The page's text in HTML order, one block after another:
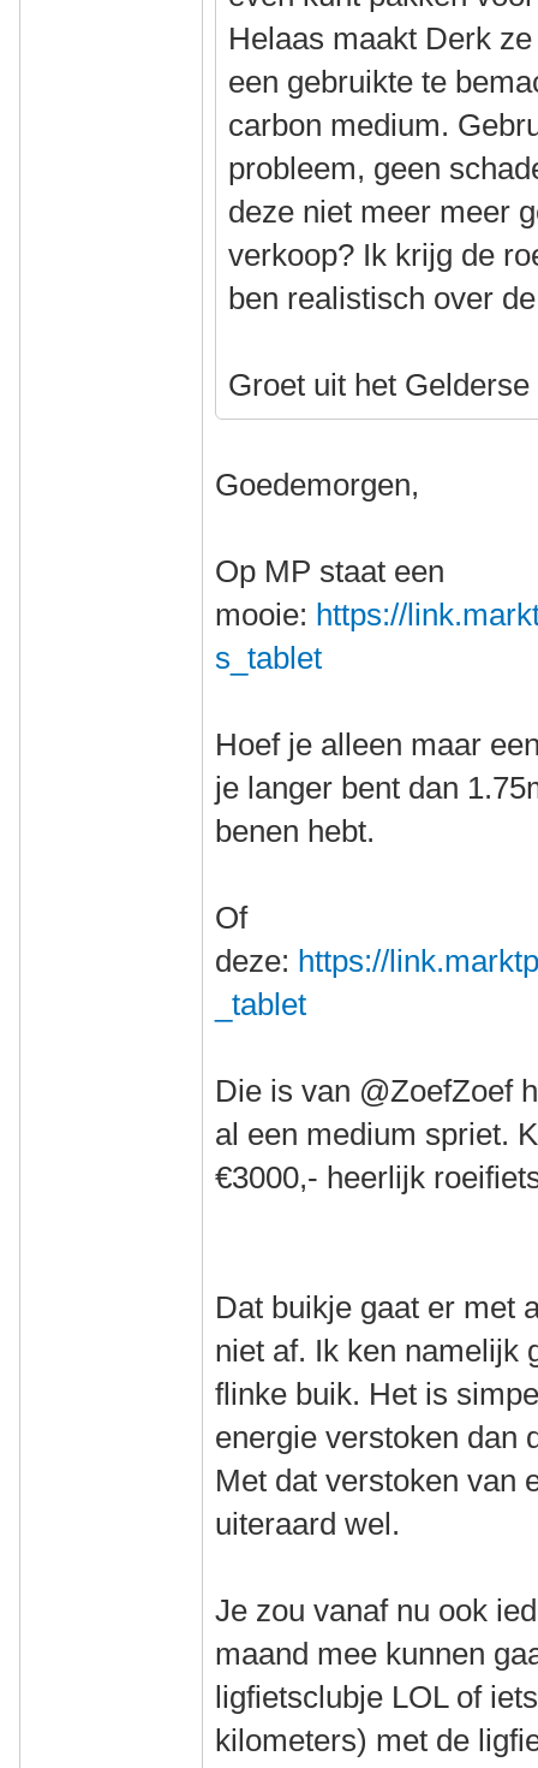
Helaas maakt Derk
een gebruikte te
carbon medium.
probleem, geen
deze niet meer meer
verkoop? Ik krijg de
ben realistisch over
Groet uit het
Goedemorgen,
Op MP staat een
mooie: https://
s_tablet
Hoef je alleen maar
je langer bent dan
benen hebt.
Of
deze: https://
_tablet
Die is van @ZoefZoef
al een medium spriet.
€3000,- heerlijk
Dat buikje gaat er met
niet af. Ik ken namelijk
flinke buik. Het is
energie verstoken
Met dat verstoken van
uiteraard wel.
Je zou vanaf nu ook
maand mee kunnen
ligfietsclubje LOL of
kilometers) met de